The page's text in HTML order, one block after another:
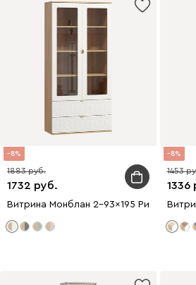
8
1732
1883
Витрина Монблан 2-93x195 Ритм Белый
8
1336
1453